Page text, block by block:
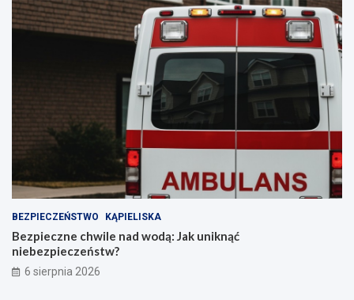
BEZPIECZEŃSTWO KĄPIELISKA
Bezpieczne chwile nad wodą: Jak uniknąć
niebezpieczeństw?
6 sierpnia 2026